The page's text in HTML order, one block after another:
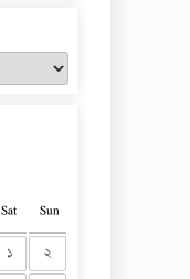
Sat Sun
১
২